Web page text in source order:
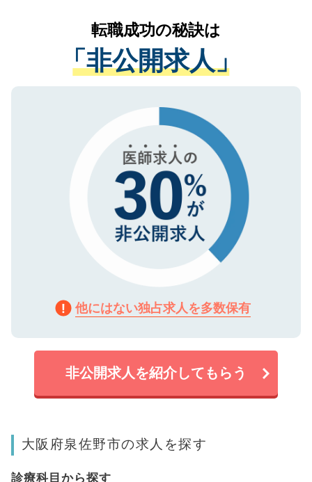
は、個人情報の取り扱いについての厳密な
管理基準を満たした事業者のみに付与され
る、プライバシーマークを取得済みです。
で、機密保持に関してもご安心ください。
かがいして、現在の医療機関の状況や紹介
経験をまじえながら、適切なアドバイスを
させていただきます。すぐにご転職をされ
ない方には、長期的なサポートが可能です
ので、まずはご登録ください。
転職成功の秘訣は
「非公開求人」
他にはない独占求人を多数保有
非公開求人を紹介してもらう
大阪府泉佐野市の求人を探す
診療科目から探す